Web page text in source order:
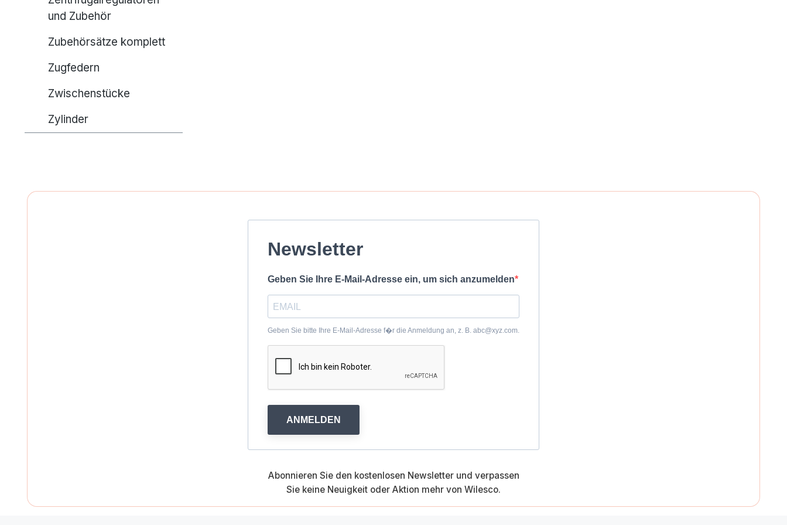
und Zubehör
Zubehörsätze komplett
Zugfedern
Zwischenstücke
Zylinder
Newsletter
Geben Sie Ihre E-Mail-Adresse ein, um sich anzumelden
Geben Sie bitte Ihre E-Mail-Adresse f�r die Anmeldung an, z. B. abc@xyz.com.
ANMELDEN
Abonnieren Sie den kostenlosen Newsletter und verpassen
Sie keine Neuigkeit oder Aktion mehr von Wilesco.